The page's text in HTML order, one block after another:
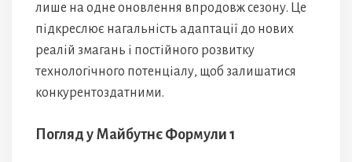
лише на одне оновлення впродовж сезону. Це
підкреслює нагальність адаптації до нових
реалій змагань і постійного розвитку
технологічного потенціалу, щоб залишатися
конкурентоздатними.
Погляд у Майбутнє Формули 1